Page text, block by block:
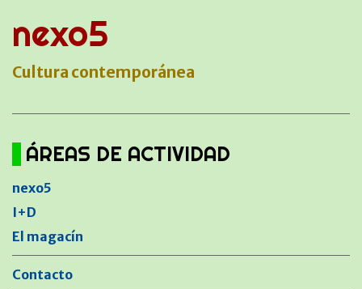
nexo5
Cultura contemporánea
ÁREAS DE ACTIVIDAD
nexo5
I+D
El magacín
Contacto